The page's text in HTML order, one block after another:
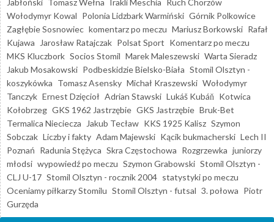
Wołodymyr Kowal Polonia Lidzbark Warmiński Górnik Polkowice
Zagłębie Sosnowiec komentarz po meczu Mariusz Borkowski Rafał
Kujawa
Jarosław Ratajczak Polsat Sport Komentarz po meczu
MKS Kluczbork Socios Stomil Marek Maleszewski Warta Sieradz
Jakub Mosakowski Podbeskidzie Bielsko-Biała Stomil Olsztyn -
koszykówka Tomasz Asensky Michał Kraszewski Wołodymyr
Tanczyk Ernest Dzięcioł Adrian Stawski Lukáš Kubáň Kotwica
Kołobrzeg GKS 1962 Jastrzębie GKS Jastrzębie Bruk-Bet
Termalica Nieciecza
Jakub Tecław KKS 1925 Kalisz Szymon
Sobczak Liczby i fakty Adam Majewski Kącik bukmacherski Lech II
Poznań Radunia Stężyca Skra Częstochowa Rozgrzewka juniorzy
młodsi wypowiedź po meczu Szymon Grabowski Stomil Olsztyn -
CLJ U-17 Stomil Olsztyn - rocznik 2004 statystyki po meczu
Oceniamy piłkarzy Stomilu Stomil Olsztyn - futsal 3. połowa Piotr
Gurzęda